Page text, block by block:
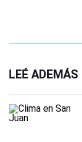
LEÉ ADEMÁS